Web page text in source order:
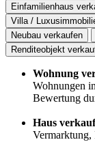
Einfamilienhaus
Villa /
Neubau verkaufen
Renditeobjekt
Wohnung
Wohnungen
Bewertung
Haus
Vermarktung,